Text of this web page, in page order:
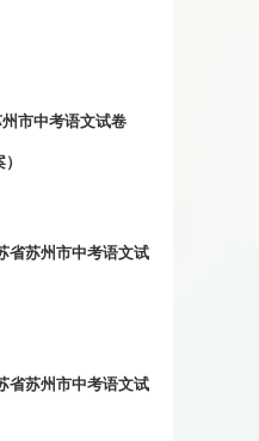
市中考语文试卷
省苏州市中考语文试
省苏州市中考语文试